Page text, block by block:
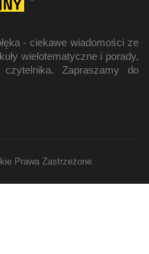
- ciekawe wiadomości ze
wielotematyczne i porady,
Zapraszamy do
Prawa Zastrzeżone.